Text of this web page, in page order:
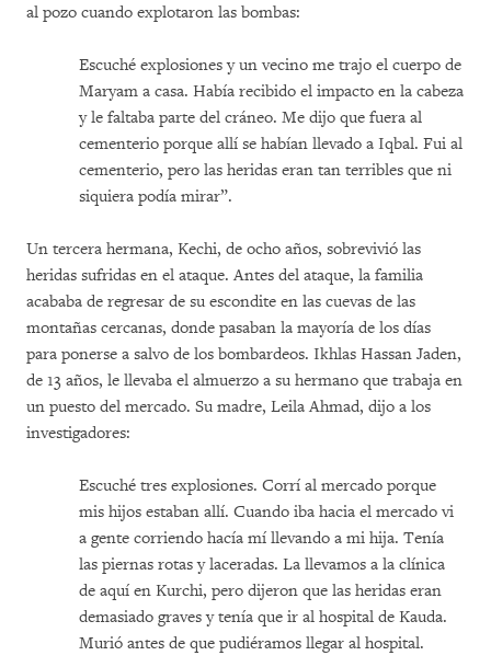
al pozo cuando explotaron las bombas:
Escuché explosiones y un vecino me trajo el cuerpo de
Maryam a casa. Había recibido el impacto en la cabeza
y le faltaba parte del cráneo. Me dijo que fuera al
cementerio porque allí se habían llevado a Iqbal. Fui al
cementerio, pero las heridas eran tan terribles que ni
siquiera podía mirar”.
Un tercera hermana, Kechi, de ocho años, sobrevivió las
heridas sufridas en el ataque. Antes del ataque, la familia
acababa de regresar de su escondite en las cuevas de las
montañas cercanas, donde pasaban la mayoría de los días
para ponerse a salvo de los bombardeos. Ikhlas Hassan Jaden,
de 13 años, le llevaba el almuerzo a su hermano que trabaja en
un puesto del mercado. Su madre, Leila Ahmad, dijo a los
investigadores:
Escuché tres explosiones. Corrí al mercado porque
mis hijos estaban allí. Cuando iba hacia el mercado vi
a gente corriendo hacía mí llevando a mi hija. Tenía
las piernas rotas y laceradas. La llevamos a la clínica
de aquí en Kurchi, pero dijeron que las heridas eran
demasiado graves y tenía que ir al hospital de Kauda.
Murió antes de que pudiéramos llegar al hospital.